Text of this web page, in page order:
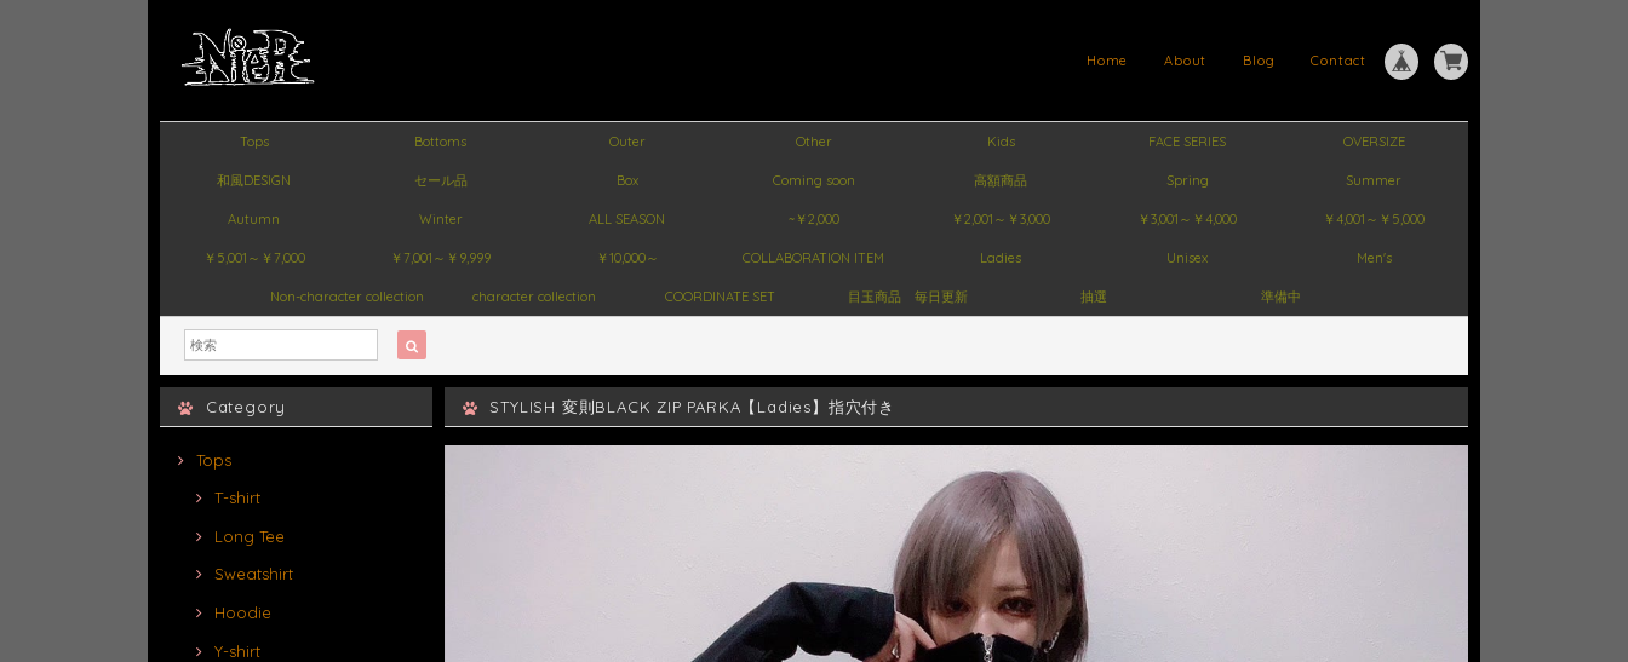
Contact
Blog
About
Home
Tops Bottoms Outer Other Kids FACE SERIES OVERSIZE
和風DESIGN セール品 Box Coming soon 高額商品 Spring Summer
Autumn Winter ALL SEASON ~￥2,000 ￥2,001～￥3,000 ￥3,001～￥4,000 ￥4,001～￥5,000
￥5,001～￥7,000 ￥7,001～￥9,999 ￥10,000～ COLLABORATION ITEM Ladies Unisex Men's
Non-character collection character collection COORDINATE SET 目玉商品 毎日更新 抽選 準備中
Category
Tops
T-shirt
Long Tee
Sweatshirt
Hoodie
Y-shirt
STYLISH 変則BLACK ZIP PARKA【Ladies】指穴付き